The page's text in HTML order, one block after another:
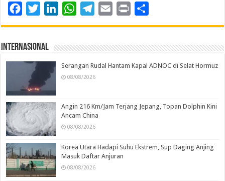
FacebookTwitterLinkedInWhatsAppTelegram
Email Print
Internasional
Serangan Rudal Hantam Kapal ADNOC di Selat Hormuz
08/08/2026
Angin 216 Km/Jam Terjang Jepang, Topan Dolphin Kini
Ancam China
08/08/2026
Korea Utara Hadapi Suhu Ekstrem, Sup Daging Anjing
Masuk Daftar Anjuran
08/08/2026